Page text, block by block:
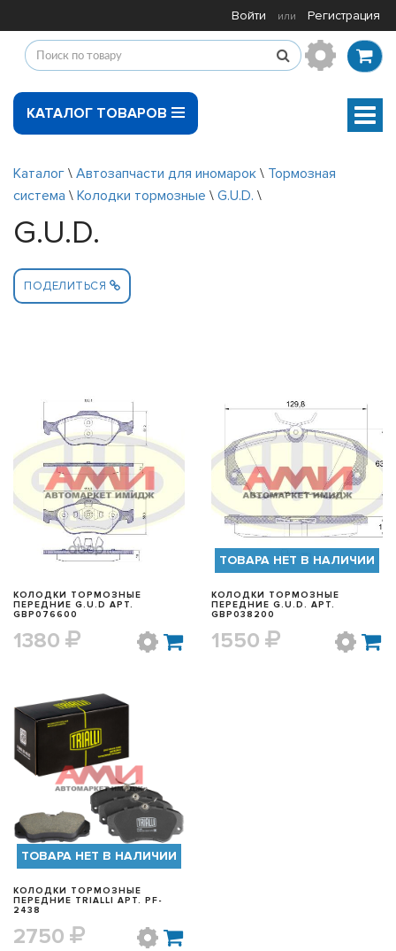
Войти или Регистрация
КАТАЛОГ ТОВАРОВ
Каталог \ Автозапчасти для иномарок \ Тормозная
система \ Колодки тормозные \ G.U.D. \
G.U.D.
ПОДЕЛИТЬСЯ
БЫСТРЫЙ ПРОСМОТР
КОЛОДКИ ТОРМОЗНЫЕ
ПЕРЕДНИЕ G.U.D АРТ.
GBP076600
1380
БЫСТРЫЙ ПРОСМОТР
ТОВАРА НЕТ В НАЛИЧИИ
КОЛОДКИ ТОРМОЗНЫЕ
ПЕРЕДНИЕ G.U.D. АРТ.
GBP038200
1550
БЫСТРЫЙ ПРОСМОТР
ТОВАРА НЕТ В НАЛИЧИИ
КОЛОДКИ ТОРМОЗНЫЕ
ПЕРЕДНИЕ TRIALLI АРТ. PF-
2438
2750